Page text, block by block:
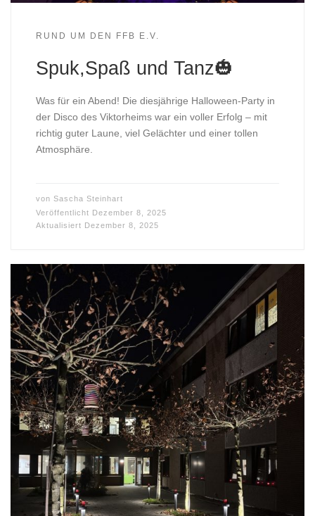
RUND UM DEN FFB E.V.
Spuk,Spaß und Tanz🎃
Was für ein Abend! Die diesjährige Halloween-Party in
der Disco des Viktorheims war ein voller Erfolg – mit
richtig guter Laune, viel Gelächter und einer tollen
Atmosphäre.
von Sascha Steinhart
Veröffentlicht Dezember 8, 2025
Aktualisiert Dezember 8, 2025